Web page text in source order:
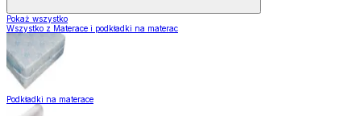
Pokaż wszystko
Wszystko z Materace i podkładki na materac
Podkładki na materace